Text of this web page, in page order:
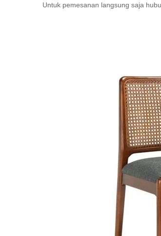
Untuk pemesanan langsung saja